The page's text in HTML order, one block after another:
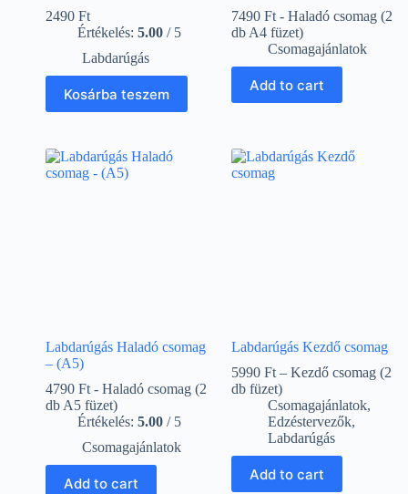
2490 Ft
Értékelés: 5.00 / 5
Labdarúgás
Kosárba teszem
7490 Ft - Haladó csomag (2
db A4 füzet)
Csomagajánlatok
Add to cart
Labdarúgás Haladó csomag
– (A5)
4790 Ft - Haladó csomag (2
db A5 füzet)
Értékelés: 5.00 / 5
Csomagajánlatok
Add to cart
Labdarúgás Kezdő csomag
5990 Ft – Kezdő csomag (2
db füzet)
Csomagajánlatok,
Edzéstervezők,
Labdarúgás
Add to cart